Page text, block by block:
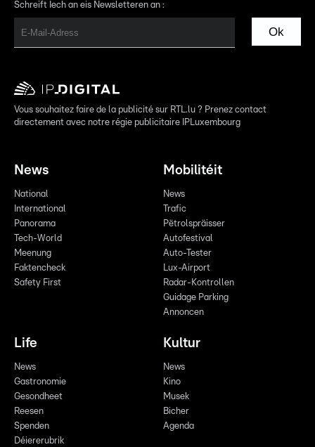
Schreift Iech an eis Newsletteren an :
Ok
Vous souhaitez faire de la publicité sur RTL.lu ? Prenez contact
directement avec notre régie publicitaire IPLuxembourg
News
National
International
Panorama
Tech-World
Meenung
Faktencheck
Safety First
Mobilitéit
News
Trafic
Pëtrolspräisser
Autofestival
Auto-Tester
Lux-Airport
Radar-Kontrollen
Guidage Parking
Annoncen
Life
News
Gastronomie
Gesondheet
Reesen
Spenden
Déiererubrik
Kultur
News
Kino
Musek
Bicher
Agenda